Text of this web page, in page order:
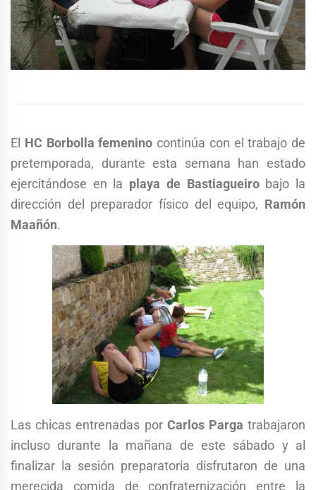
El HC Borbolla femenino continúa con el trabajo de
pretemporada, durante esta semana han estado
ejercitándose en la playa de Bastiagueirobajo la
dirección del preparador físico del equipo, Ramón
Maañón.
Las chicas entrenadas por Carlos Parga trabajaron
incluso durante la mañana de este sábado y al
finalizar la sesión preparatoria disfrutaron de una
merecida comida de confraternización entre la